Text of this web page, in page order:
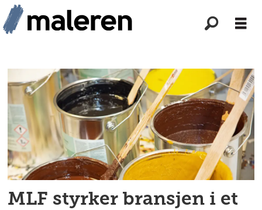
bygghåndverk
norge
MLF styrker bransjen i et